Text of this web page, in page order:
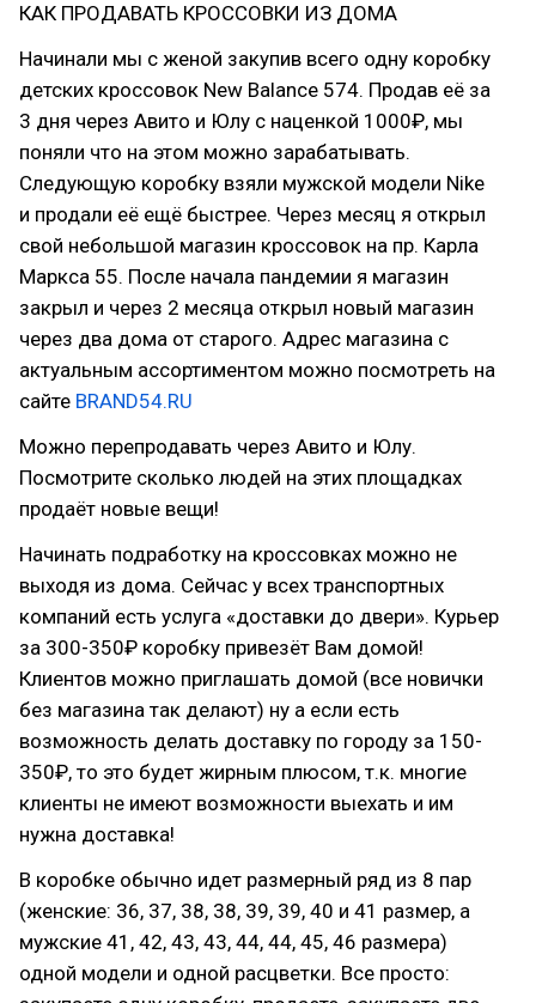
КАК ПРОДАВАТЬ КРОССОВКИ ИЗ ДОМА
Начинали мы с женой закупив всего одну коробку
детских кроссовок New Balance 574. Продав её за
3 дня через Авито и Юлу с наценкой 1000₽, мы
поняли что на этом можно зарабатывать.
Следующую коробку взяли мужской модели Nike
и продали её ещё быстрее. Через месяц я открыл
свой небольшой магазин кроссовок на пр. Карла
Маркса 55. После начала пандемии я магазин
закрыл и через 2 месяца открыл новый магазин
через два дома от старого. Адрес магазина с
актуальным ассортиментом можно посмотреть на
сайте BRAND54.RU
Можно перепродавать через Авито и Юлу.
Посмотрите сколько людей на этих площадках
продаёт новые вещи!
Начинать подработку на кроссовках можно не
выходя из дома. Сейчас у всех транспортных
компаний есть услуга «доставки до двери». Курьер
за 300-350₽ коробку привезёт Вам домой!
Клиентов можно приглашать домой (все новички
без магазина так делают) ну а если есть
возможность делать доставку по городу за 150-
350₽, то это будет жирным плюсом, т.к. многие
клиенты не имеют возможности выехать и им
нужна доставка!
В коробке обычно идет размерный ряд из 8 пар
(женские: 36, 37, 38, 38, 39, 39, 40 и 41 размер, а
мужские 41, 42, 43, 43, 44, 44, 45, 46 размера)
одной модели и одной расцветки. Все просто: